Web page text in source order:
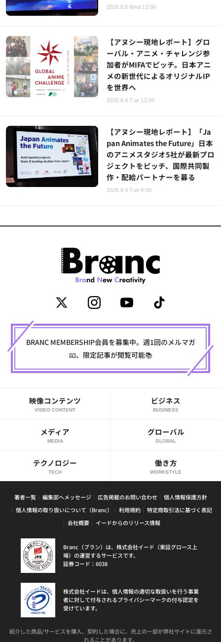
2026.8.5 Wed 12:00
【アヌシー現地レポート】グロ
ーバル・アニメ・チャレンジ参
加者がMIFAでピッチ。日本アニ
メの新世代によるオリジナルIP
を世界へ
2026.8.4 Tue 12:00
【アヌシー現地レポート】「Ja
pan Animates the Future」日本
のアニメスタジオ5社が最新プロ
ジェクトをピッチ、国際共同製
作・配給パートナーを募る
2026.8.4 Tue 9:00
BRANC MEMBERSHIP会員を募集中。週1回のメルマガ
📧、限定記事が閲覧可能📚
映像コンテンツ
VIDEO CONTENT
ビジネス
BUSINESS
メディア
MEDIA
グローバル
GLOBAL
テクノロジー
TECH
働き方
WORKSTYLE
著者一覧 編集部へメッセージ 広告掲載のお問い合わせ
個人情報保護方針
個人情報の取り扱いについて（Branc）
利用規約
特定商取引法に基づく表記
会社概要
イードからのリリース情報
Branc（ブラン）は、株式会社イード（東証グロース上
場）の運営するサービスです。
証券コード：6038
株式会社イードは、個人情報の適切な取扱いを行う事業
者に対して付与されるプライバシーマークの付与認定を
受けています。
紹介した商品/サービスを購入、契約した場合に、売上の一部が弊社サイトに還元さ
れることがあります。